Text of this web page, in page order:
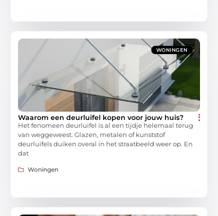
WONINGEN
Waarom een deurluifel kopen voor jouw huis?
Het fenomeen deurluifel is al een tijdje helemaal terug
van weggeweest. Glazen, metalen of kunststof
deurluifels duiken overal in het straatbeeld weer op. En
dat
Woningen